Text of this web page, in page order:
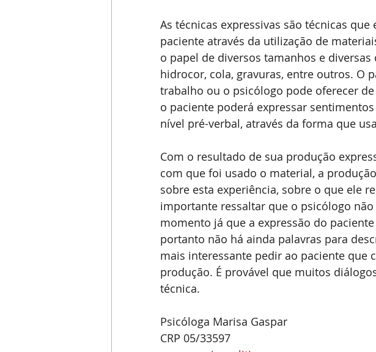
As técnicas expressivas são técnicas
paciente através da utilização de
o papel de diversos tamanhos e
hidrocor, cola, gravuras, entre outros. O
trabalho ou o psicólogo pode oferecer
o paciente poderá expressar
nível pré-verbal, através da forma que
Com o resultado de sua produção
com que foi usado o material, a
sobre esta experiência, sobre o que ele
importante ressaltar que o psicólogo
momento já que a expressão do
portanto não há ainda palavras para
mais interessante pedir ao paciente que
produção. É provável que muitos
técnica.
Psicóloga Marisa Gaspar
CRP 05/33597